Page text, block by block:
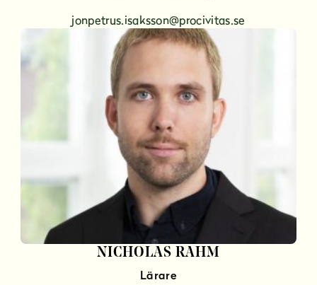
jonpetrus.isaksson@procivitas.se
NICHOLAS RAHM
Lärare